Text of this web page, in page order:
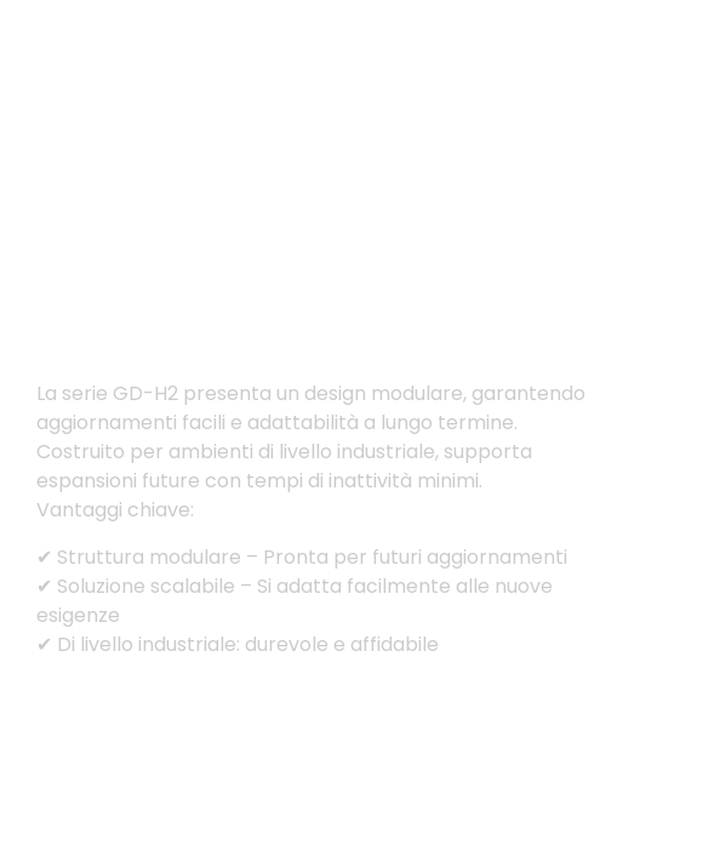
La serie GD-H2 presenta un design modulare, garantendo
aggiornamenti facili e adattabilità a lungo termine.
Costruito per ambienti di livello industriale, supporta
espansioni future con tempi di inattività minimi.
Vantaggi chiave:
✔ Struttura modulare – Pronta per futuri aggiornamenti
✔ Soluzione scalabile – Si adatta facilmente alle nuove
esigenze
✔ Di livello industriale: durevole e affidabile